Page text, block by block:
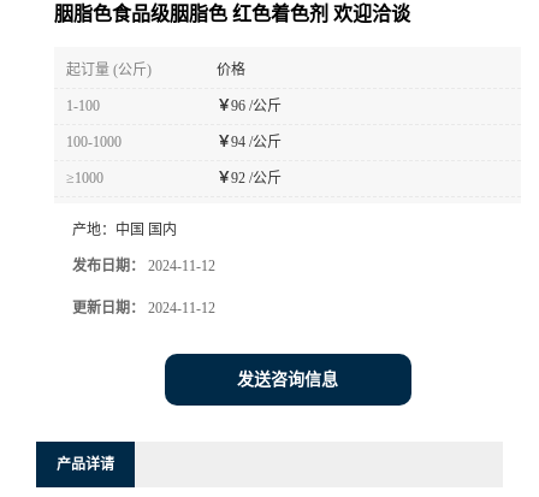
胭脂色食品级胭脂色 红色着色剂 欢迎洽谈
起订量 (公斤) 价格
1-100 ￥96 /公斤
100-1000 ￥94 /公斤
≥1000 ￥92 /公斤
产地： 中国 国内
发布日期： 2024-11-12
更新日期： 2024-11-12
发送咨询信息
产品详请